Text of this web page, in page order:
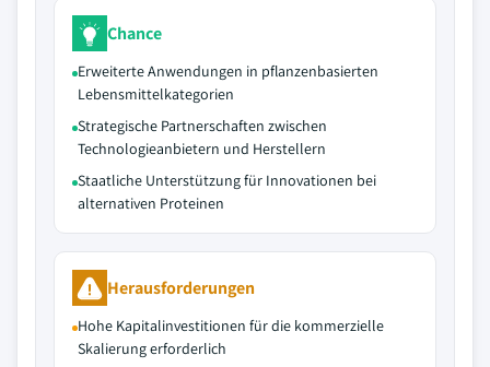
Chance
Erweiterte Anwendungen in pflanzenbasierten
Lebensmittelkategorien
Strategische Partnerschaften zwischen
Technologieanbietern und Herstellern
Staatliche Unterstützung für Innovationen bei
alternativen Proteinen
Herausforderungen
Hohe Kapitalinvestitionen für die kommerzielle
Skalierung erforderlich